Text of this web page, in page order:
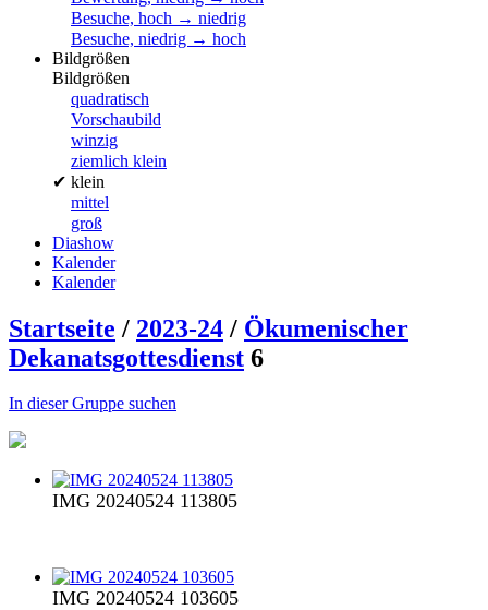
Besuche, hoch → niedrig
Besuche, niedrig → hoch
Bildgrößen
Bildgrößen
quadratisch
Vorschaubild
winzig
ziemlich klein
✔ klein
mittel
groß
Diashow
Kalender
Kalender
Startseite / 2023-24 / Ökumenischer
Dekanatsgottesdienst 6
In dieser Gruppe suchen
IMG 20240524 113805
IMG 20240524 103605